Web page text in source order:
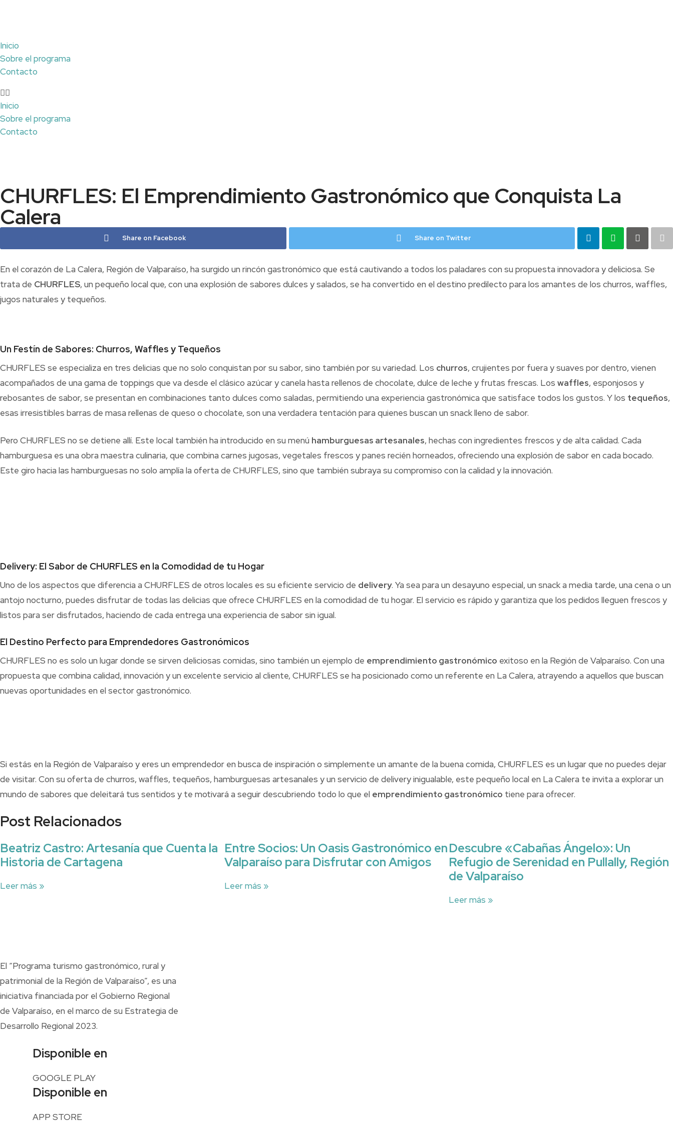
Inicio
Sobre el programa
Contacto
Inicio
Sobre el programa
Contacto
CHURFLES: El Emprendimiento Gastronómico que Conquista La
Calera
Share on Facebook Share on Twitter
En el corazón de La Calera, Región de Valparaíso, ha surgido un rincón gastronómico que está cautivando a todos los paladares con su propuesta innovadora y deliciosa. Se
trata de CHURFLES, un pequeño local que, con una explosión de sabores dulces y salados, se ha convertido en el destino predilecto para los amantes de los churros, waffles,
jugos naturales y tequeños.
Un Festín de Sabores: Churros, Waffles y Tequeños
CHURFLES se especializa en tres delicias que no solo conquistan por su sabor, sino también por su variedad. Los churros, crujientes por fuera y suaves por dentro, vienen
acompañados de una gama de toppings que va desde el clásico azúcar y canela hasta rellenos de chocolate, dulce de leche y frutas frescas. Los waffles, esponjosos y
rebosantes de sabor, se presentan en combinaciones tanto dulces como saladas, permitiendo una experiencia gastronómica que satisface todos los gustos. Y los tequeños,
esas irresistibles barras de masa rellenas de queso o chocolate, son una verdadera tentación para quienes buscan un snack lleno de sabor.
Pero CHURFLES no se detiene allí. Este local también ha introducido en su menú hamburguesas artesanales, hechas con ingredientes frescos y de alta calidad. Cada
hamburguesa es una obra maestra culinaria, que combina carnes jugosas, vegetales frescos y panes recién horneados, ofreciendo una explosión de sabor en cada bocado.
Este giro hacia las hamburguesas no solo amplía la oferta de CHURFLES, sino que también subraya su compromiso con la calidad y la innovación.
Delivery: El Sabor de CHURFLES en la Comodidad de tu Hogar
Uno de los aspectos que diferencia a CHURFLES de otros locales es su eficiente servicio de delivery. Ya sea para un desayuno especial, un snack a media tarde, una cena o un
antojo nocturno, puedes disfrutar de todas las delicias que ofrece CHURFLES en la comodidad de tu hogar. El servicio es rápido y garantiza que los pedidos lleguen frescos y
listos para ser disfrutados, haciendo de cada entrega una experiencia de sabor sin igual.
El Destino Perfecto para Emprendedores Gastronómicos
CHURFLES no es solo un lugar donde se sirven deliciosas comidas, sino también un ejemplo de emprendimiento gastronómico exitoso en la Región de Valparaíso. Con una
propuesta que combina calidad, innovación y un excelente servicio al cliente, CHURFLES se ha posicionado como un referente en La Calera, atrayendo a aquellos que buscan
nuevas oportunidades en el sector gastronómico.
Si estás en la Región de Valparaíso y eres un emprendedor en busca de inspiración o simplemente un amante de la buena comida, CHURFLES es un lugar que no puedes dejar
de visitar. Con su oferta de churros, waffles, tequeños, hamburguesas artesanales y un servicio de delivery inigualable, este pequeño local en La Calera te invita a explorar un
mundo de sabores que deleitará tus sentidos y te motivará a seguir descubriendo todo lo que el emprendimiento gastronómico tiene para ofrecer.
Post Relacionados
Beatriz Castro: Artesanía que Cuenta la
Historia de Cartagena
Leer más »
Entre Socios: Un Oasis Gastronómico en
Valparaíso para Disfrutar con Amigos
Leer más »
Descubre «Cabañas Ángelo»: Un
Refugio de Serenidad en Pullally, Región
de Valparaíso
Leer más »
El “Programa turismo gastronómico, rural y
patrimonial de la Región de Valparaíso”, es una
iniciativa financiada por el Gobierno Regional
de Valparaíso, en el marco de su Estrategia de
Desarrollo Regional 2023.
Disponible en
GOOGLE PLAY
Disponible en
APP STORE